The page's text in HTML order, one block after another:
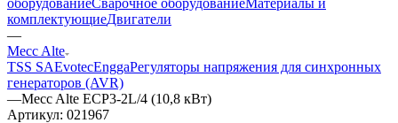
комплектующиеДвигатели
—
Mecc Alte
TSS SAEvotecEnggaРегуляторы напряжения для синхронных
генераторов (AVR)
—Mecc Alte ECP3-2L/4 (10,8 кВт)
Артикул: 021967